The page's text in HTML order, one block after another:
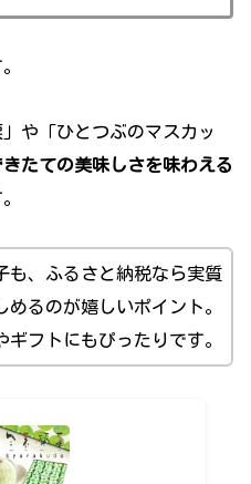
や「ひとつぶのマスカッ
たての美味しさを味わえる
も、ふるさと納税なら実質
めるのが嬉しいポイント。
ギフトにもぴったりです。